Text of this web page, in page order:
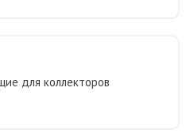
для коллекторов